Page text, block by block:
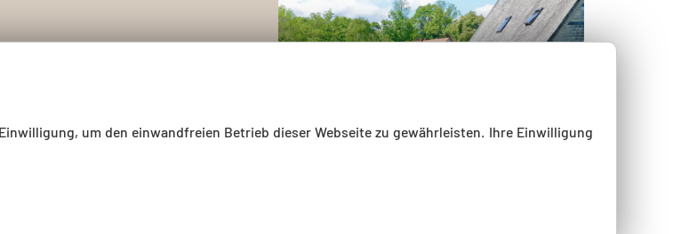
um den einwandfreien Betrieb dieser Webseite zu gewährleisten. Ihre Einwilligung